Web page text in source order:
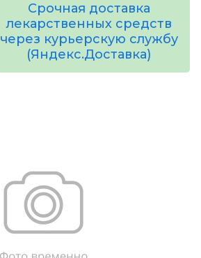
Срочная доставка
лекарственных средств
через курьерскую службу
(Яндекс.Доставка)